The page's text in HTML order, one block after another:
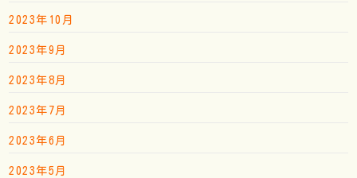
2023年10月
2023年9月
2023年8月
2023年7月
2023年6月
2023年5月